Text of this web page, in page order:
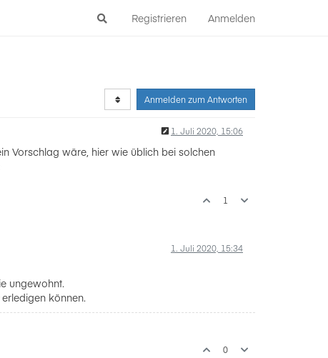
Registrieren Anmelden
Anmelden zum Antworten
1. Juli 2020, 15:06
Vorschlag wäre, hier wie üblich bei solchen
1
1. Juli 2020, 15:34
ungewohnt.
können.
0